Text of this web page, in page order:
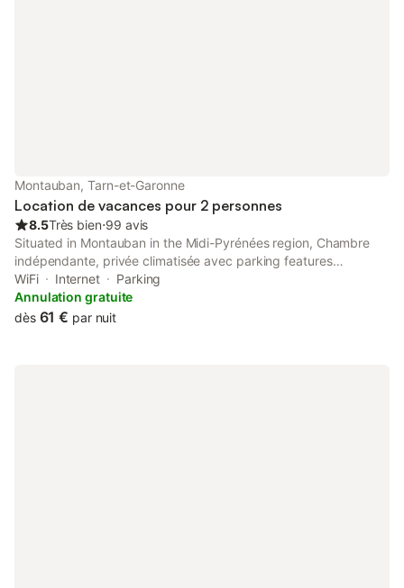
Montauban, Tarn-et-Garonne
Location de vacances pour 2 personnes
8.5Très bien⋅99 avis
Situated in Montauban in the Midi-Pyrénées region, Chambre
indépendante, privée climatisée avec parking features
accommodation with free WiFi and free private parking. The
bed and breakfast features a flat-screen TV.
WiFi Internet
Parking
Annulation gratuite
dès 61 € par nuit